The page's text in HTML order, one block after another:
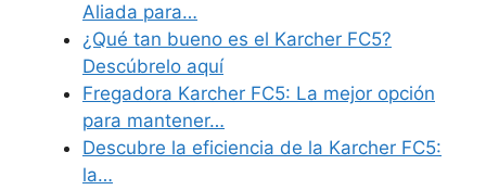
Aliada para…
¿Qué tan bueno es el Karcher FC5?
Descúbrelo aquí
Fregadora Karcher FC5: La mejor opción
para mantener…
Descubre la eficiencia de la Karcher FC5:
la…